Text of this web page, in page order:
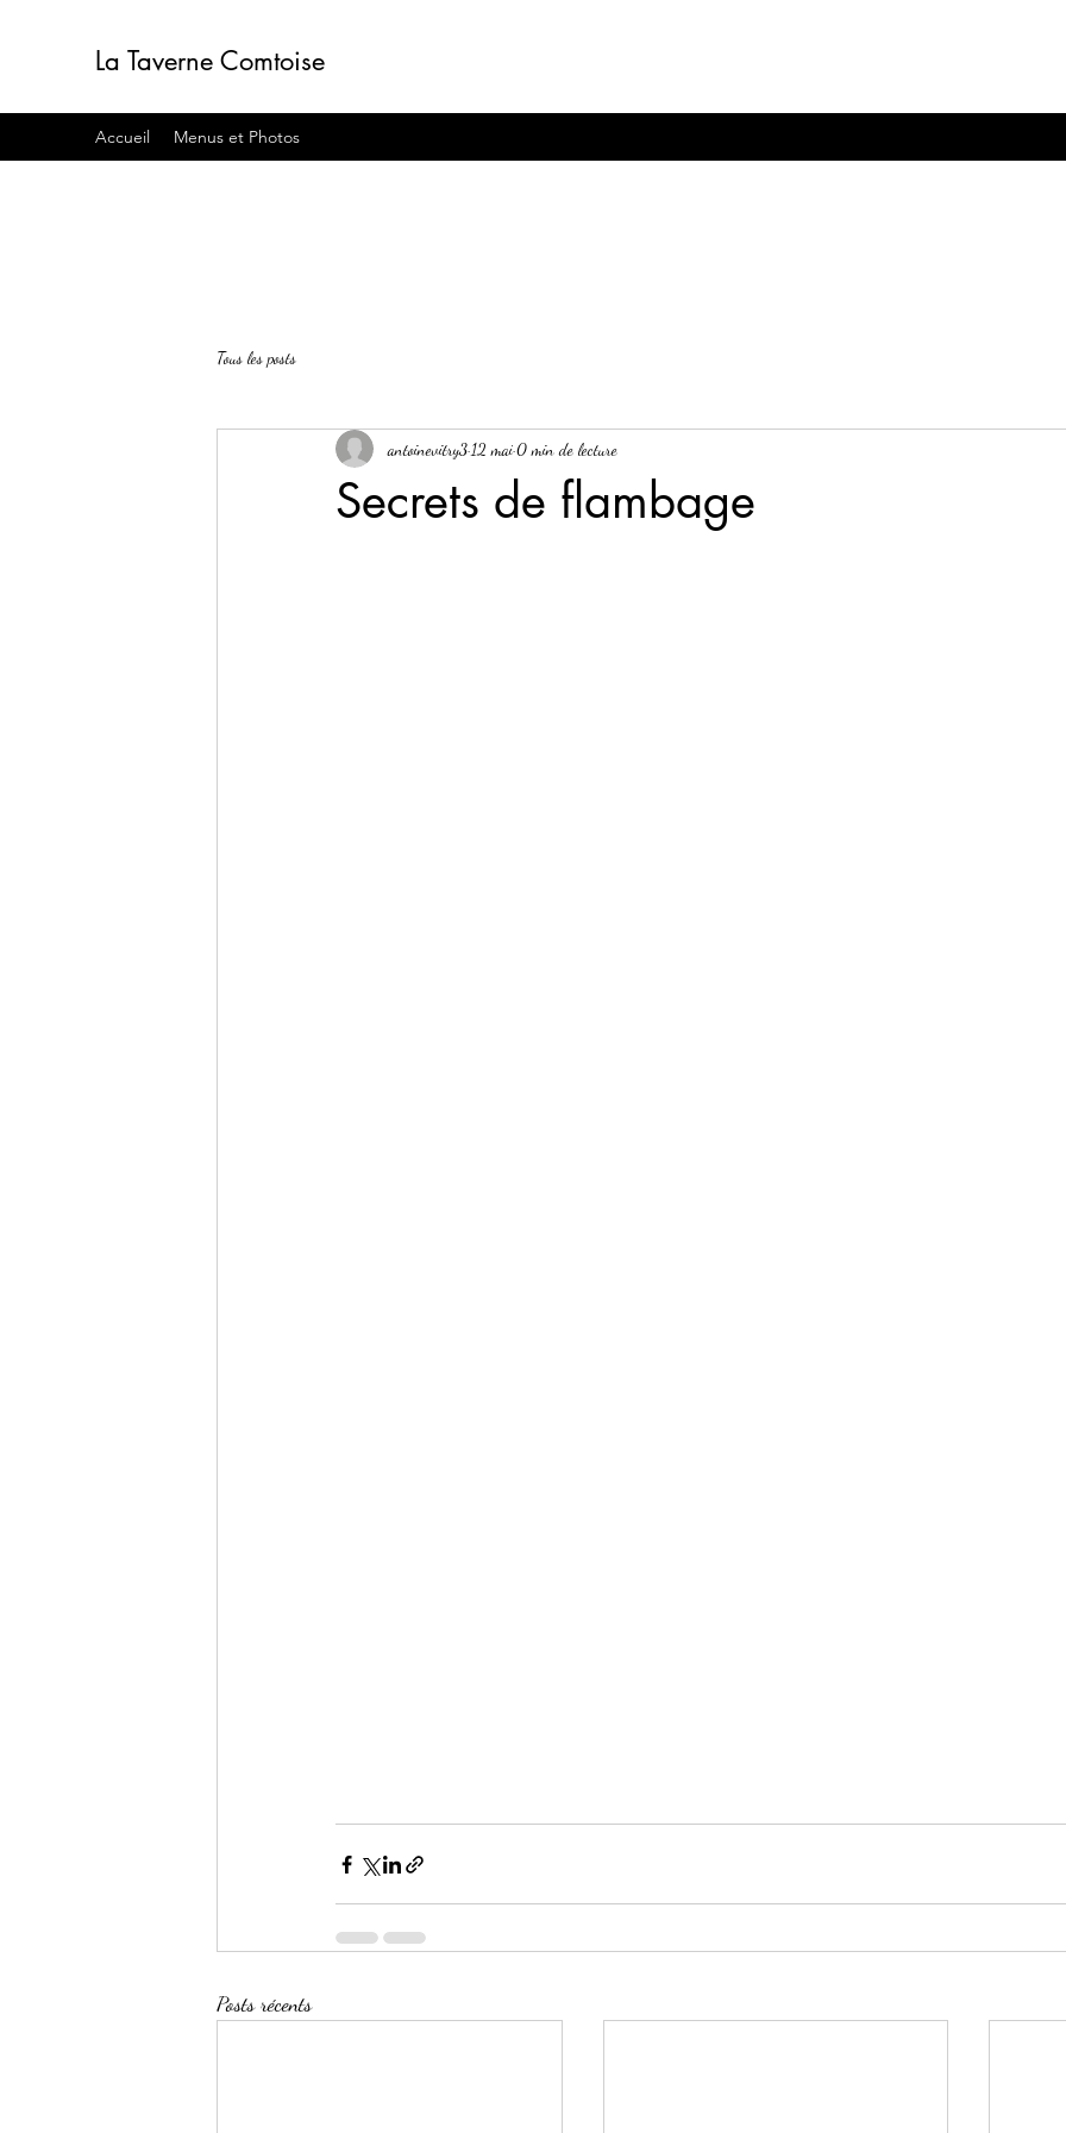
La Taverne Comtoise
Accueil Menus et Photos
Tous les posts
Secrets de flambage
antoinevitry3 12 mai0 min de lecture
Posts récents